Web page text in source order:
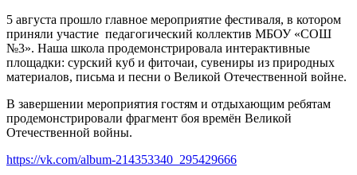
5 августа прошло главное мероприятие фестиваля, в котором
приняли участие педагогический коллектив МБОУ «СОШ
№3». Наша школа продемонстрировала интерактивные
площадки: сурский куб и фиточаи, сувениры из природных
материалов, письма и песни о Великой Отечественной войне.
В завершении мероприятия гостям и отдыхающим ребятам
продемонстрировали фрагмент боя времён Великой
Отечественной войны.
https://vk.com/album-214353340_295429666